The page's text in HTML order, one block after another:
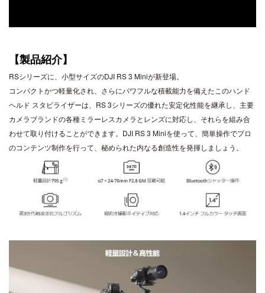
DJI Flip
DJI Flip
INSPIRE
DJI INSPIRE 3
TELLO
Rize TELLO
DJI RS 3 PRO
DJI TRANSMISSION
DJI SDR Transmission
DJI Transmission 高輝度モニターコンボ
DJI Transmission スタンダードコンボ
DJI FOCUS PRO
DJI RONIN 4D - 6K
【製品紹介】
RSシリーズに、小型サイズのDJI RS 3 Miniが新登場。
コンパクトかつ軽量化され、さらにパワフルな積載能力を備えたこのハンド
ヘルド スタビライザーは、RS 3シリーズの優れた安定化性能を継承し、主要
カメラブランドの各種ミラーレスカメラとレンズに対応し、それらを組み合
わせて取り付けることができます。DJI RS 3 Miniを使って、簡単操作でプロ
のコンテンツ制作を行って、秘められた内なる創造性を発揮しましょう。